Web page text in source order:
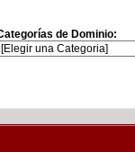
de Dominio: